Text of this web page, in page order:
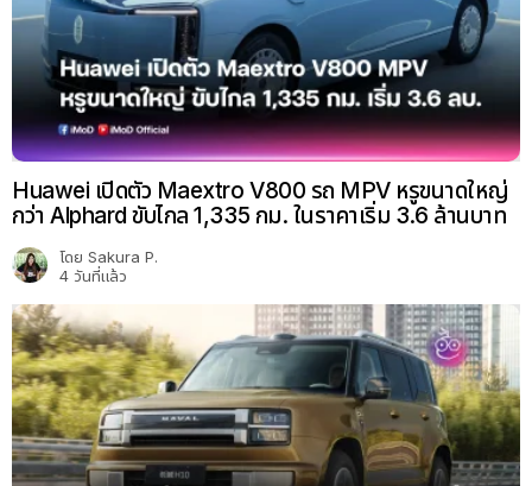
Huawei เปิดตัว Maextro V800 รถ MPV หรูขนาดใหญ่
กว่า Alphard ขับไกล 1,335 กม. ในราคาเริ่ม 3.6 ล้านบาท
โดย Sakura P.
4 วันที่แล้ว